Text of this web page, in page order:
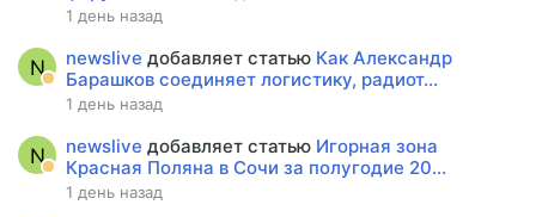
1 день назад
N newslive добавляет статью Как Александр
Барашков соединяет логистику, радиот...
1 день назад
N newslive добавляет статью Игорная зона
Красная Поляна в Сочи за полугодие 20...
1 день назад